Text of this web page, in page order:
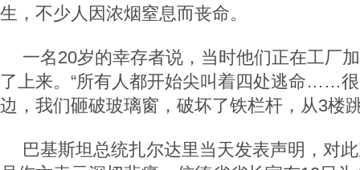
生，不少人因浓烟窒息而丧命。
一名20岁的幸存者说，当时他们正在工厂
了上来。“所有人都开始尖叫着四处逃命……
边，我们砸破玻璃窗，破坏了铁栏杆，从3楼
巴基斯坦总统扎尔达里当天发表声明，对